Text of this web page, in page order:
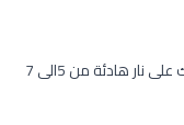
يضاف المرق إلى الخليط ويغطى القدر ويترك على نار هادئة من 5الى 7